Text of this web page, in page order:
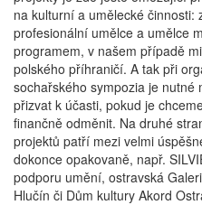
na kulturní a umělecké činnosti:
profesionální umělce a umělce
programem, v našem případě
polského příhraničí. A tak při
sochařského sympozia je nutné
přizvat k účasti, pokud je
finančně odměnit. Na druhé
projektů patří mezi velmi
dokonce opakovaně, např.
podporu umění, ostravská
Hlučín či Dům kultury Akord